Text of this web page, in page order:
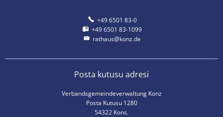
+49 6501 83-0
+49 6501 83-1099
rathaus@konz.de
Posta kutusu adresi
Verbandsgemeindeverwaltung Konz
Posta Kutusu 1280
54322 Kons.